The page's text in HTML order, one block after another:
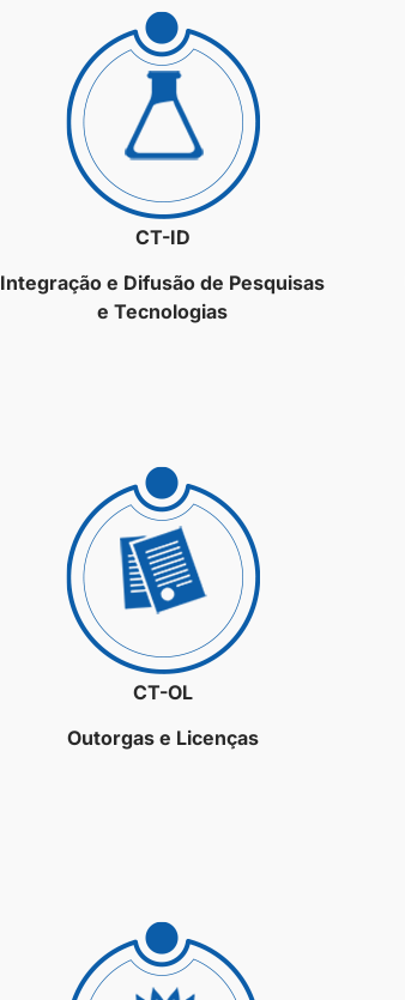
CT-ID
Integração e Difusão de Pesquisas
e Tecnologias
CT-OL
Outorgas e Licenças